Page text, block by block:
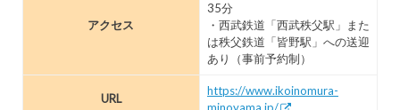
アクセス
35分
・西武鉄道「西武秩父駅」また
は秩父鉄道「皆野駅」への送迎
あり（事前予約制）
URL
https://www.ikoinomura-